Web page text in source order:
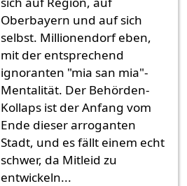
Oberbayern und auf sich
selbst. Millionendorf eben,
mit der entsprechend
ignoranten "mia san mia"-
Mentalität. Der Behörden-
Kollaps ist der Anfang vom
Ende dieser arroganten
Stadt, und es fällt einem echt
schwer, da Mitleid zu
entwickeln...